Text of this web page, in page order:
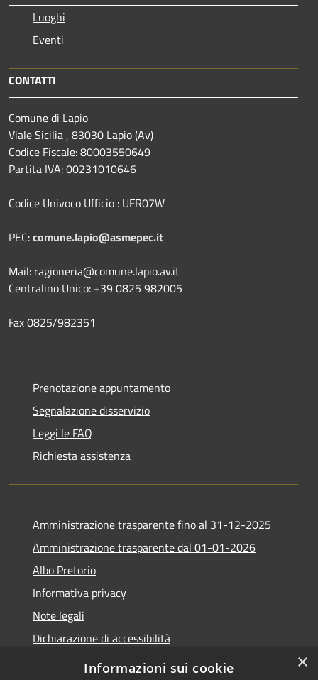
Luoghi
Eventi
CONTATTI
Comune di Lapio
Viale Sicilia , 83030 Lapio (Av)
Codice Fiscale: 80003550649
Partita IVA: 00231010646
Codice Univoco Ufficio : UFR07W
PEC:comune.lapio@asmepec.it
Mail: ragioneria@comune.lapio.av.it
Centralino Unico: +39 0825 982005
Fax 0825/982351
Prenotazione appuntamento
Segnalazione disservizio
Leggi le FAQ
Richiesta assistenza
Amministrazione trasparente fino al 31-12-2025
Amministrazione trasparente dal 01-01-2026
Albo Pretorio
Informativa privacy
Note legali
Dichiarazione di accessibilità
×
Informazioni sui cookie